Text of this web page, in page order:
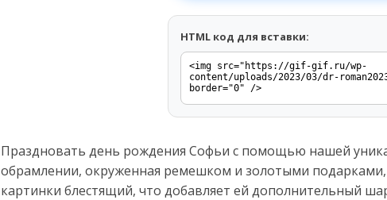
HTML код для вставки:
Праздновать день рождения Софьи с помощью нашей
обрамлении, окруженная ремешком и золотыми
картинки блестящий, что добавляет ей дополнительный